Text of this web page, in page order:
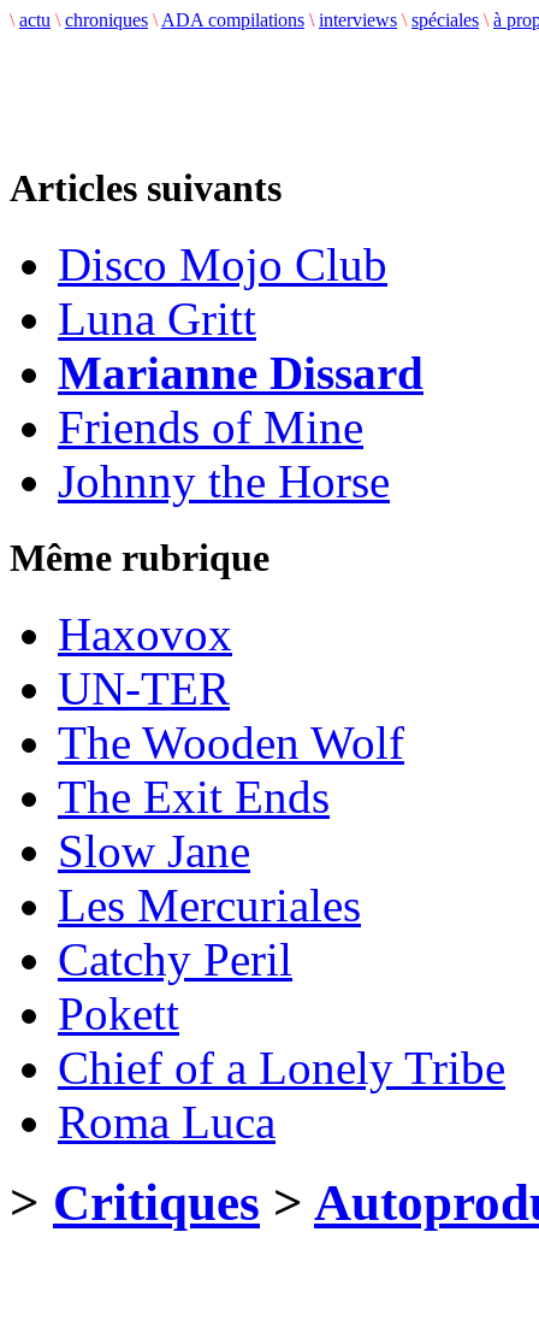
\ actu \ chroniques \ ADA compilations \ interviews \ spéciales \ à
Articles suivants
Disco Mojo Club
Luna Gritt
Marianne Dissard
Friends of Mine
Johnny the Horse
Même rubrique
Haxovox
UN-TER
The Wooden Wolf
The Exit Ends
Slow Jane
Les Mercuriales
Catchy Peril
Pokett
Chief of a Lonely Tribe
Roma Luca
> Critiques >